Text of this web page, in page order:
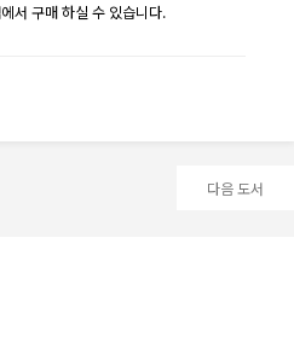
서 구매 하실 수 있습니다.
다음 도서